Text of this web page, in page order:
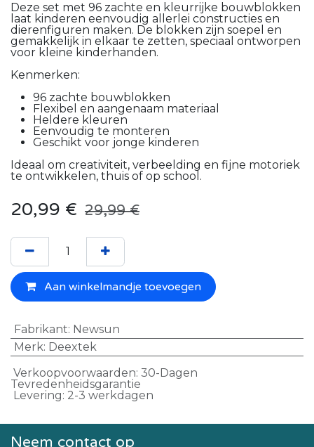
Deze set met 96 zachte en kleurrijke bouwblokken
laat kinderen eenvoudig allerlei constructies en
dierenfiguren maken. De blokken zijn soepel en
gemakkelijk in elkaar te zetten, speciaal ontworpen
voor kleine kinderhanden.
Kenmerken:
96 zachte bouwblokken
Flexibel en aangenaam materiaal
Heldere kleuren
Eenvoudig te monteren
Geschikt voor jonge kinderen
Ideaal om creativiteit, verbeelding en fijne motoriek
te ontwikkelen, thuis of op school.
20,99 € 29,99€
Aan winkelmandje toevoegen
Fabrikant: Newsun
Merk: Deextek
Verkoopvoorwaarden: 30-Dagen
Tevredenheidsgarantie
Levering: 2-3 werkdagen
Neem contact op